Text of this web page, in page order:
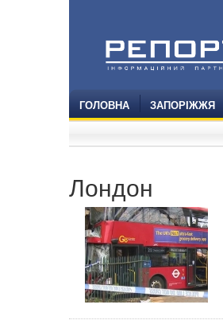
ГОЛОВНА ЗАПОРІЖЖЯ
Лондон